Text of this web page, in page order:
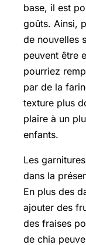
base, il est
goûts. Ainsi,
de nouvelles
peuvent être
pourriez
par de la
texture plus
plaire à un
enfants.
Les
dans la
En plus des
ajouter des
des fraises
de chia